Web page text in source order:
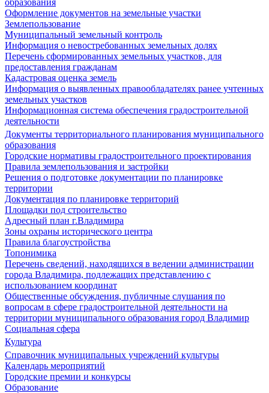
образования
Оформление документов на земельные участки
Землепользование
Муниципальный земельный контроль
Информация о невостребованных земельных долях
Перечень сформированных земельных участков, для
предоставления гражданам
Кадастровая оценка земель
Информация о выявленных правообладателях ранее учтенных
земельных участков
Информационная система обеспечения градостроительной
деятельности
Документы территориального планирования муниципального
образования
Городские нормативы градостроительного проектирования
Правила землепользования и застройки
Решения о подготовке документации по планировке
территории
Документация по планировке территорий
Площадки под строительство
Адресный план г.Владимира
Зоны охраны исторического центра
Правила благоустройства
Топонимика
Перечень сведений, находящихся в ведении администрации
города Владимира, подлежащих представлению с
использованием координат
Общественные обсуждения, публичные слушания по
вопросам в сфере градостроительной деятельности на
территории муниципального образования город Владимир
Социальная сфера
Культура
Справочник муниципальных учреждений культуры
Календарь мероприятий
Городские премии и конкурсы
Образование